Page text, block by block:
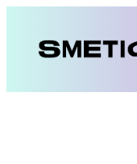
содержимому